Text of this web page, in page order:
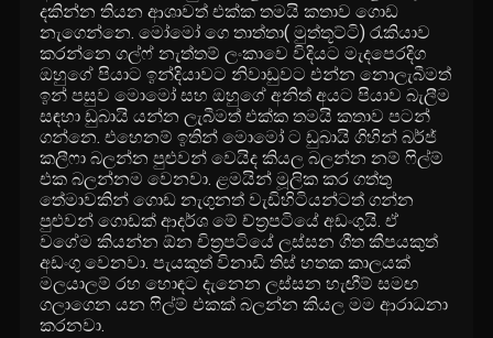
දකින්න තියන ආශාවත් එක්ක තමයි කතාව ගොඩ
නැගෙන්නෙ. මෝමෝ ගෙ තාත්තා( මුත්තූට්ටි) රැකියාව
කරන්නෙ ගල්ෆ් නැත්තම් ලංකාවෙ විදියට මැදපෙරදිග
ඔහුගේ පියාට ඉන්දියාවට නිවාඩුවට එන්න නොලැබීමත්
ඉන් පසුව මොමෝ සහ ඔහුගේ අනිත් අයට පියාව බැලීම
සඳහා ඩුබායි යන්න ලැබීමත් එක්ක තමයි කතාව පටන්
ගන්නෙ. එහෙනම් ඉතින් මොමෝ ට ඩුබායි ගිහින් බර්ජ්
කලීෆා බලන්න පුළුවන් වෙයිද කියල බලන්න නම් ෆිල්ම්
එක බලන්නම වෙනවා. ළමයින් මූලික කර ගත්තු
තේමාවකින් ගොඩ නැගුනත් වැඩිහිටියන්ටත් ගන්න
පුළුවන් ගොඩක් ආදර්ශ මේ ච්ත්‍රපටියේ අඩංගුයි. ඒ
වගේම කියන්න ඕන චිත්‍රපටියේ ලස්සන ගීත කීපයකුත්
අඩංගු වෙනවා. පැයකුත් විනාඩි තිස් හතක කාලයක්
මලයාලම් රහ හොඳට දැනෙන ලස්සන හැඟීම් සමඟ
ගලාගෙන යන ෆිල්ම් එකක් බලන්න කියල මම ආරාධනා
කරනවා.